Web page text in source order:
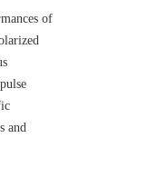
of
and